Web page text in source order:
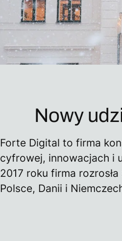
Nowy
Forte Digital to firma
cyfrowej, innowacjach i
2017 roku firma
Polsce, Danii i